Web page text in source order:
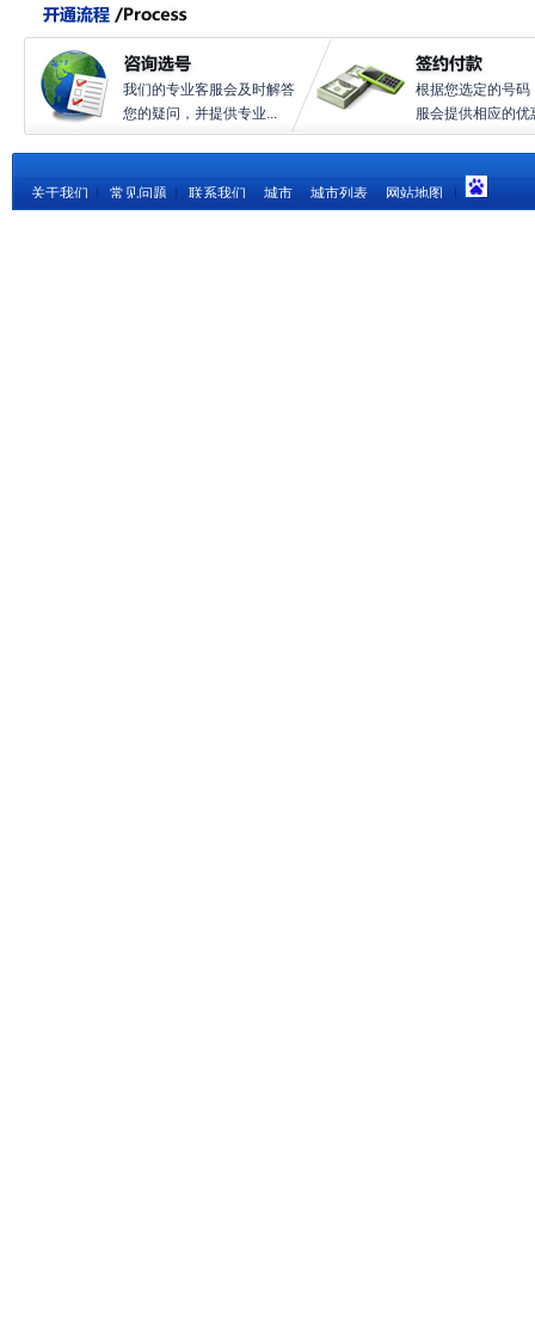
我们的专业客服会及时解答
您的疑问，并提供专业...
根据您选定的号码
服会提供相应的优
关于我们 常见问题 联系我们 城市 城市列表 网站地图